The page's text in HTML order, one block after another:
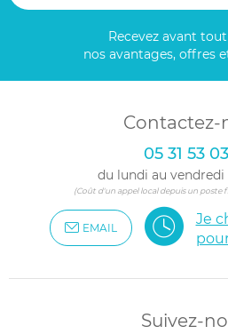
Recevez avant
nos avantages, offres
Contactez-
05 31 53
du lundi au vendredi
(Coût d'un appel local depuis un poste
EMAIL
Je
Suivez-